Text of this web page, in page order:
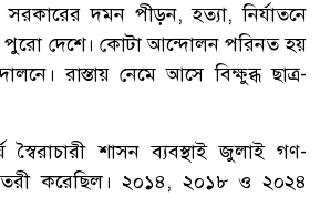
দমন পীড়ন, হত্যা, নির্যাতনে
পুরো দেশে। কোটা আন্দোলন পরিনত হয়
রাস্তায় নেমে আসে বিক্ষুব্ধ ছাত্র-
স্বৈরাচারী শাসন ব্যবস্থাই জুলাই গণ-
করেছিল। ২০১৪, ২০১৮ ও ২০২৪